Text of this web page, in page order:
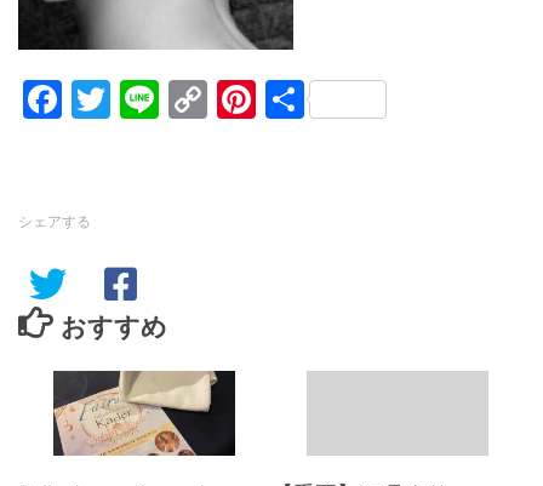
Facebook
Twitter
LineCopyPinterest
共
シェアする
おすすめ